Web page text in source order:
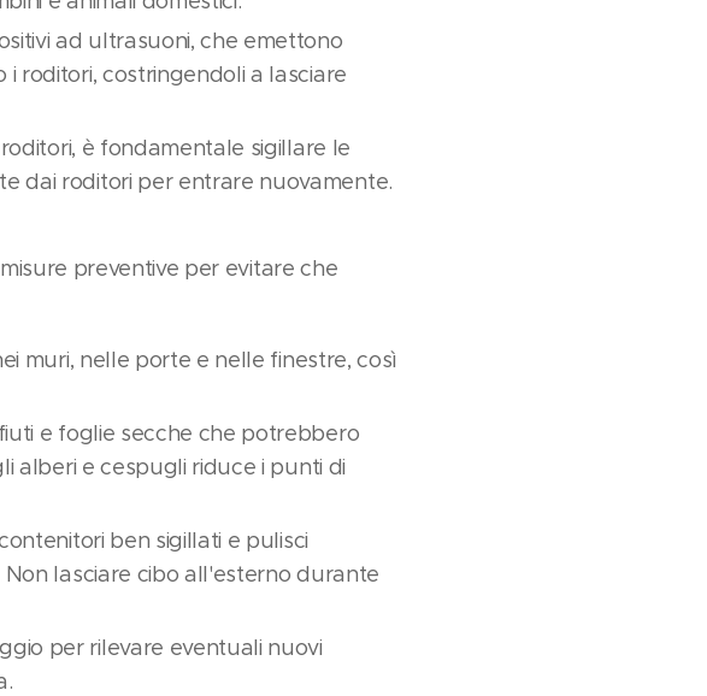
ad ultrasuoni, che emettono
roditori, costringendoli a lasciare
è fondamentale sigillare le
dai roditori per entrare nuovamente.
preventive per evitare che
muri, nelle porte e nelle finestre, così
e foglie secche che potrebbero
alberi e cespugli riduce i punti di
ben sigillati e pulisci
lasciare cibo all'esterno durante
per rilevare eventuali nuovi